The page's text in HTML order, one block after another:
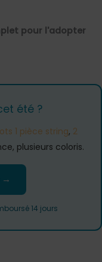
pour l'adopter
été ?
1 pièce string, 2
plusieurs coloris.
→
14 jours